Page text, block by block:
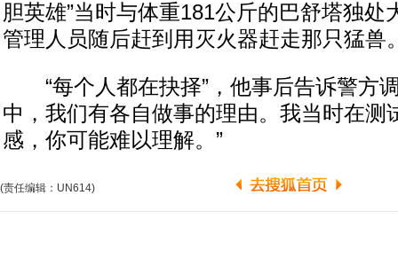
胆英雄”当时与体重181公斤的巴舒塔独处
管理人员随后赶到用灭火器赶走那只猛兽
“每个人都在抉择”，他事后告诉警方
中，我们有各自做事的理由。我当时在测
感，你可能难以理解。”
(责任编辑：UN614)